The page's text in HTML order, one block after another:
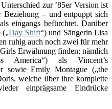
zur ’85er Version ist
– und entpuppt sich
eingangs befürchtet. Darüber
(„Day Shift“) und Sängerin Lisa
ruhig auch noch zwei für mehr
Erwähnung finden; nämlich
America“) als Vincent’s
sowie Emily Montague („the
welche über ihre komplette
einprägsame Eindrücke